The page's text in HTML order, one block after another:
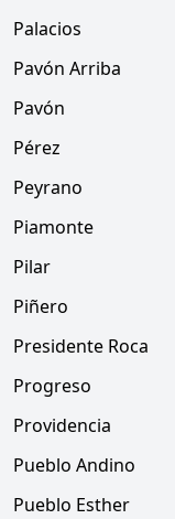
Palacios
Pavón Arriba
Pavón
Pérez
Peyrano
Piamonte
Pilar
Piñero
Presidente Roca
Progreso
Providencia
Pueblo Andino
Pueblo Esther